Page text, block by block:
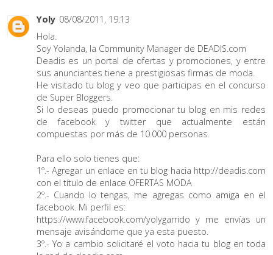
Yoly 08/08/2011, 19:13
Hola.
Soy Yolanda, la Community Manager de DEADIS.com
Deadis es un portal de ofertas y promociones, y entre
sus anunciantes tiene a prestigiosas firmas de moda.
He visitado tu blog y veo que participas en el concurso
de Super Bloggers.
Si lo deseas puedo promocionar tu blog en mis redes
de facebook y twitter que actualmente están
compuestas por más de 10.000 personas.
Para ello solo tienes que:
1º.- Agregar un enlace en tu blog hacia http://deadis.com
con el título de enlace OFERTAS MODA
2º.- Cuando lo tengas, me agregas como amiga en el
facebook. Mi perfil es:
https://www.facebook.com/yolygarrido y me envías un
mensaje avisándome que ya esta puesto.
3º.- Yo a cambio solicitaré el voto hacia tu blog en toda